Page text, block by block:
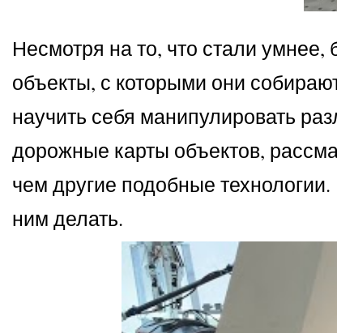
Несмотря на то, что стали
объекты, с которыми они
научить себя манипулировать
дорожные карты объектов,
чем другие подобные
ним делать.